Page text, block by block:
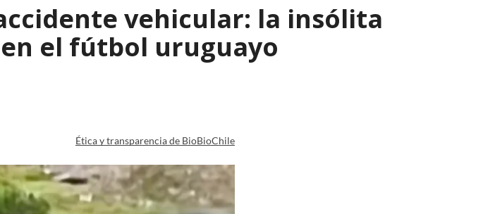
vehicular: la insólita
el fútbol uruguayo
Ética y transparencia de BioBioChile